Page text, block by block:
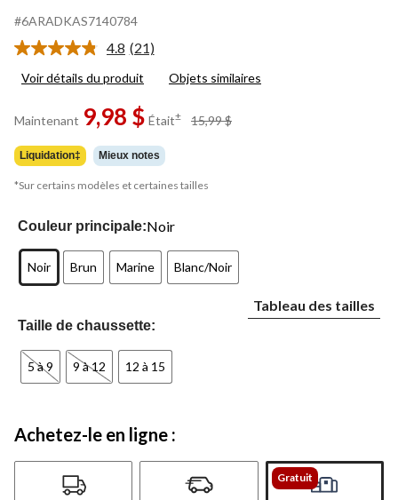
#6ARADKAS7140784
4.8 Lire
21
Lien
vers
même
page.
(21)
Voir détails du produit Objets similaires
Maintenant 9,98 $ Était± 15,99 $
Liquidation‡ Mieux notes
*Sur certains modèles et certaines tailles
Couleur principale:Noir
Noir Brun Marine Blanc/Noir
Taille de chaussette:
Tableau des tailles
5 à 9 9 à 12 12 à 15
Achetez-le en ligne :
Gratuit